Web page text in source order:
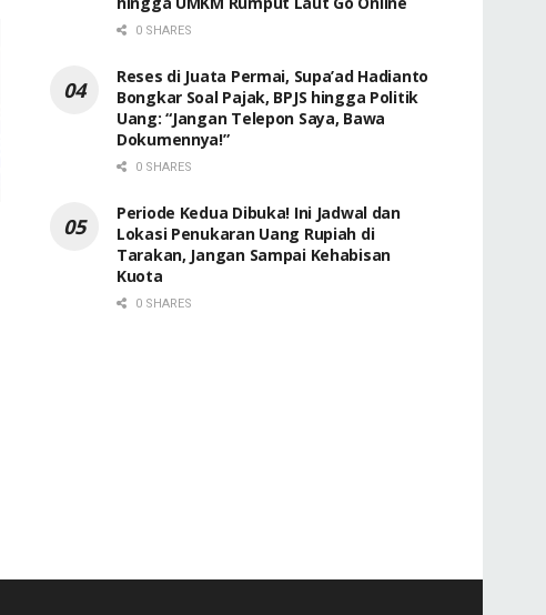
0 SHARES
Reses di Juata Permai, Supa’ad Hadianto
Bongkar Soal Pajak, BPJS hingga Politik
Uang: “Jangan Telepon Saya, Bawa
Dokumennya!”
0 SHARES
Periode Kedua Dibuka! Ini Jadwal dan
Lokasi Penukaran Uang Rupiah di
Tarakan, Jangan Sampai Kehabisan
Kuota
0 SHARES